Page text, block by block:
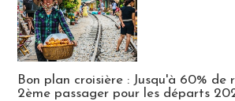
Bon plan croisière : Jusqu'à 60% de
2ème passager pour les départs